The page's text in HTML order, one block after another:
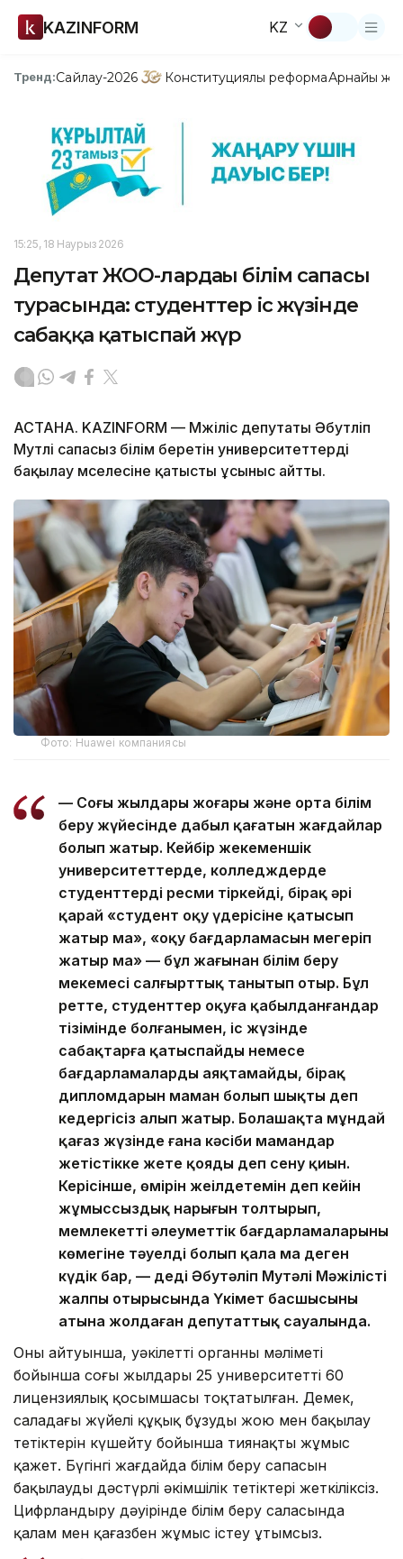
KAZINFORM KZ
Тренд:Сайлау-2026 Конституциялық реформаАрнайы
15:25, 18 Наурыз 2026
Депутат ЖОО-лардағы білім сапасы
турасында: студенттер іс жүзінде
сабаққа қатыспай жүр
АСТАНА. KAZINFORM — Мәжіліс депутаты Әбутәліп
Мутәлі сапасыз білім беретін университеттерді
бақылау мәселесіне қатысты ұсыныс айтты.
Фото: Huawei компаниясы
— Соңғы жылдары жоғары және орта білім
беру жүйесінде дабыл қағатын жағдайлар
болып жатыр. Кейбір жекеменшік
университеттерде, колледждерде
студенттерді ресми тіркейді, бірақ әрі
қарай «студент оқу үдерісіне қатысып
жатыр ма», «оқу бағдарламасын меңгеріп
жатыр ма» — бұл жағынан білім беру
мекемесі салғырттық танытып отыр. Бұл
ретте, студенттер оқуға қабылданғандар
тізімінде болғанымен, іс жүзінде
сабақтарға қатыспайды немесе
бағдарламаларды аяқтамайды, бірақ
дипломдарын маман болып шықты деп
кедергісіз алып жатыр. Болашақта мұндай
қағаз жүзінде ғана кәсіби мамандар
жетістікке жете қояды деп сену қиын.
Керісінше, өмірін жеңілдетемін деп кейін
жұмыссыздық нарығын толтырып,
мемлекеттің әлеуметтік бағдарламаларының
көмегіне тәуелді болып қала ма деген
күдік бар, — деді Әбутәліп Мутәлі Мәжілістің
жалпы отырысында Үкімет басшысының
атына жолдаған депутаттық сауалында.
Оның айтуынша, уәкілетті органның мәліметі
бойынша соңғы жылдары 25 университеттің 60
лицензиялық қосымшасы тоқтатылған. Демек,
саладағы жүйелі құқық бұзуды жою мен бақылау
тетіктерін күшейту бойынша тиянақты жұмыс
қажет. Бүгінгі жағдайда білім беру сапасын
бақылаудың дәстүрлі әкімшілік тетіктері жеткіліксіз.
Цифрландыру дәуірінде білім беру саласында
қалам мен қағазбен жұмыс істеу ұтымсыз.